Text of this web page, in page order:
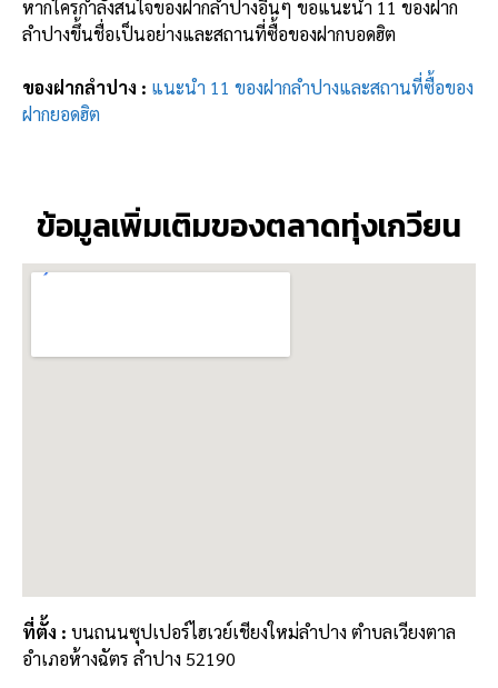
หากใครกำลังสนใจของฝากลำปางอื่นๆ ขอแนะนำ 11 ของฝาก
ลำปางขึ้นชื่อเป็นอย่างและสถานที่ซื้อของฝากบอดฮิต
ของฝากลำปาง : แนะนำ 11 ของฝากลำปางและสถานที่ซื้อของ
ฝากยอดฮิต
ข้อมูลเพิ่มเติมของตลาดทุ่งเกวียน
ที่ตั้ง : บนถนนซุปเปอร์ไฮเวย์เชียงใหม่ลำปาง ตำบลเวียงตาล
อำเภอห้างฉัตร ลำปาง 52190